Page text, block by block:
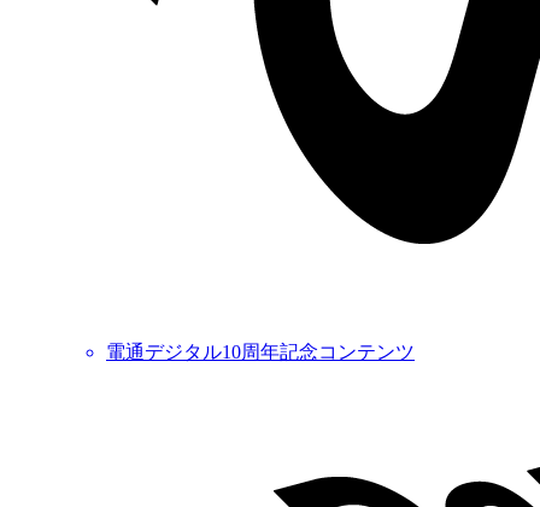
電通デジタル10周年記念コンテンツ